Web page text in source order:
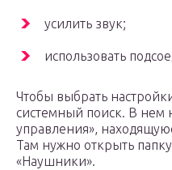
усилить звук;
использовать
Чтобы выбрать
системный поиск. В нем
управления»,
Там нужно открыть
«Наушники».